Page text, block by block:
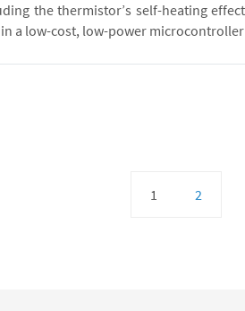
the thermistor’s self-heating
a low-cost, low-power
1 2